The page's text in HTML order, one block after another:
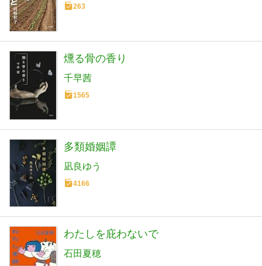
263
燻る骨の香り
千早茜
1565
多類婚姻譚
凪良ゆう
4166
わたしを庇わないで
石田夏穂